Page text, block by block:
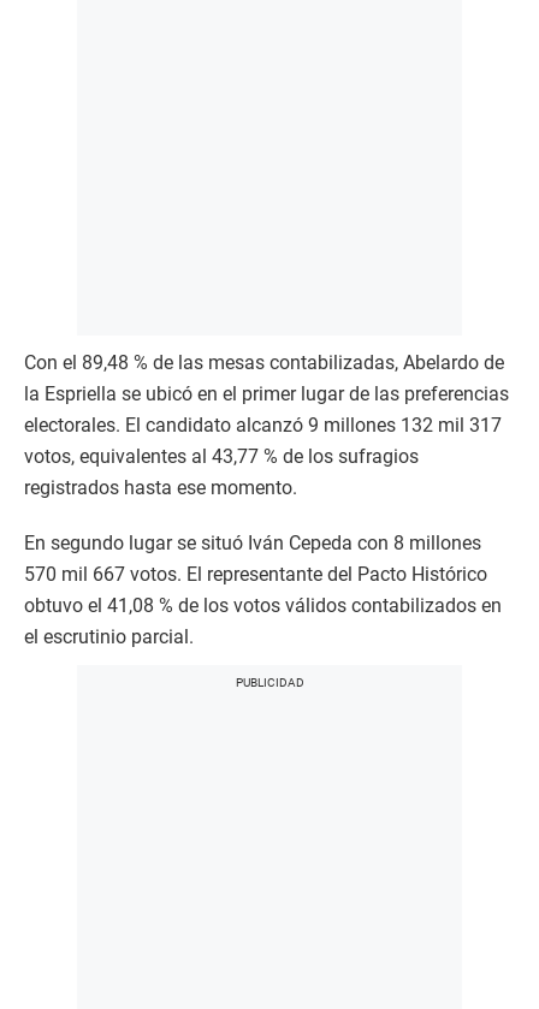
Con el 89,48 % de las mesas contabilizadas, Abelardo de
la Espriella se ubicó en el primer lugar de las preferencias
electorales. El candidato alcanzó 9 millones 132 mil 317
votos, equivalentes al 43,77 % de los sufragios
registrados hasta ese momento.
En segundo lugar se situó Iván Cepeda con 8 millones
570 mil 667 votos. El representante del Pacto Histórico
obtuvo el 41,08 % de los votos válidos contabilizados en
el escrutinio parcial.